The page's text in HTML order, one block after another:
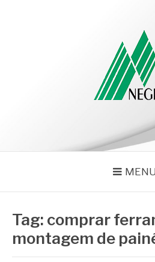
Tag: comprar
montagem de